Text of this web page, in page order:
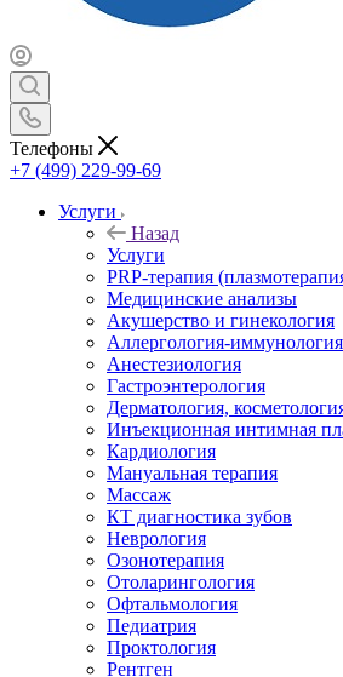
Телефоны
+7 (499) 229-99-69
Услуги
Назад
Услуги
PRP-терапия
Медицинские анализы
Акушерство и гинекология
Аллергология-иммунология
Анестезиология
Гастроэнтерология
Дерматология,
Инъекционная интимная
Кардиология
Мануальная терапия
Массаж
КТ диагностика зубов
Неврология
Озонотерапия
Отоларингология
Офтальмология
Педиатрия
Проктология
Рентген